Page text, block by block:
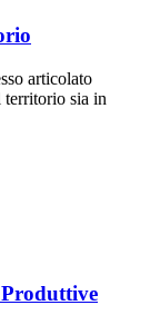
articolato
sia in